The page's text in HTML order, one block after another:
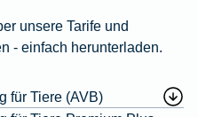
unsere Tarife und
- einfach herunterladen.
für Tiere (AVB)